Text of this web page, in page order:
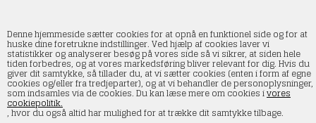
Denne hjemmeside sætter cookies for at opnå en funktionel side og for at
huske dine foretrukne indstillinger. Ved hjælp af cookies laver vi
statistikker og analyserer besøg på vores side så vi sikrer, at siden hele
tiden forbedres, og at vores markedsføring bliver relevant for dig. Hvis du
giver dit samtykke, så tillader du, at vi sætter cookies (enten i form af egne
cookies og/eller fra tredjeparter), og at vi behandler de personoplysninger,
som indsamles via de cookies. Du kan læse mere om cookies ivores
cookiepolitik.
, hvor du også altid har mulighed for at trække dit samtykke tilbage.
Noch 15512 Unge par, H0
Forside»Figurer» Noch figurer»Spor H0